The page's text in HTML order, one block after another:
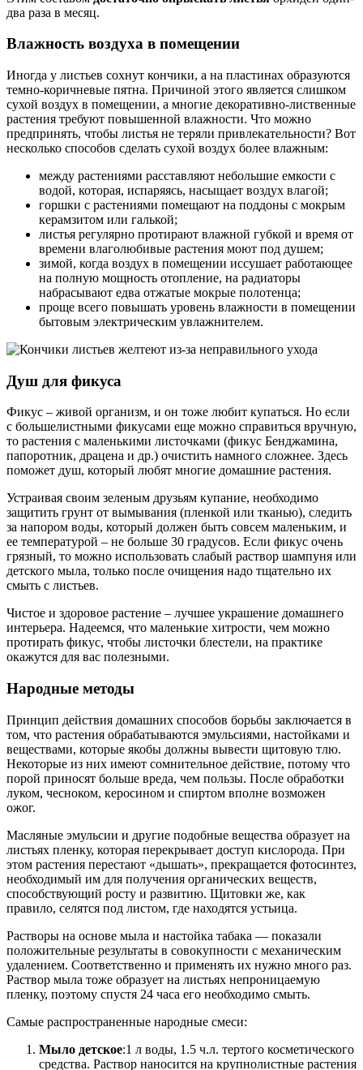
два раза в месяц.
Влажность воздуха в помещении
Иногда у листьев сохнут кончики, а на пластинах образуются
темно-коричневые пятна. Причиной этого является слишком
сухой воздух в помещении, а многие декоративно-лиственные
растения требуют повышенной влажности. Что можно
предпринять, чтобы листья не теряли привлекательности? Вот
несколько способов сделать сухой воздух более влажным:
между растениями расставляют небольшие емкости с
водой, которая, испаряясь, насыщает воздух влагой;
горшки с растениями помещают на поддоны с мокрым
керамзитом или галькой;
листья регулярно протирают влажной губкой и время от
времени влаголюбивые растения моют под душем;
зимой, когда воздух в помещении иссушает работающее
на полную мощность отопление, на радиаторы
набрасывают едва отжатые мокрые полотенца;
проще всего повышать уровень влажности в помещении
бытовым электрическим увлажнителем.
Душ для фикуса
Фикус – живой организм, и он тоже любит купаться. Но если
с большелистными фикусами еще можно справиться вручную,
то растения с маленькими листочками (фикус Бенджамина,
папоротник, драцена и др.) очистить намного сложнее. Здесь
поможет душ, который любят многие домашние растения.
Устраивая своим зеленым друзьям купание, необходимо
защитить грунт от вымывания (пленкой или тканью), следить
за напором воды, который должен быть совсем маленьким, и
ее температурой – не больше 30 градусов. Если фикус очень
грязный, то можно использовать слабый раствор шампуня или
детского мыла, только после очищения надо тщательно их
смыть с листьев.
Чистое и здоровое растение – лучшее украшение домашнего
интерьера. Надеемся, что маленькие хитрости, чем можно
протирать фикус, чтобы листочки блестели, на практике
окажутся для вас полезными.
Народные методы
Принцип действия домашних способов борьбы заключается в
том, что растения обрабатываются эмульсиями, настойками и
веществами, которые якобы должны вывести щитовую тлю.
Некоторые из них имеют сомнительное действие, потому что
порой приносят больше вреда, чем пользы. После обработки
луком, чесноком, керосином и спиртом вполне возможен
ожог.
Масляные эмульсии и другие подобные вещества образует на
листьях пленку, которая перекрывает доступ кислорода. При
этом растения перестают «дышать», прекращается фотосинтез,
необходимый им для получения органических веществ,
способствующий росту и развитию. Щитовки же, как
правило, селятся под листом, где находятся устьица.
Растворы на основе мыла и настойка табака — показали
положительные результаты в совокупности с механическим
удалением. Соответственно и применять их нужно много раз.
Раствор мыла тоже образует на листьях непроницаемую
пленку, поэтому спустя 24 часа его необходимо смыть.
Самые распространенные народные смеси:
Мыло детское:1 л воды, 1.5 ч.л. тертого косметического
средства. Раствор наносится на крупнолистные растения